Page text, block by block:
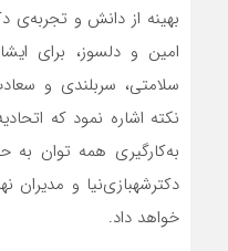
بهینه از دانش و تجربه‌ی
امین و دلسوز، برای
سلامتی، سربلندی و
نکته اشاره نمود که
به‌کارگیری همه توان
دکترشهبازی‌نیا و مدیران
خواهد داد.